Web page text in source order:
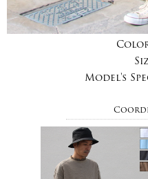
Model's